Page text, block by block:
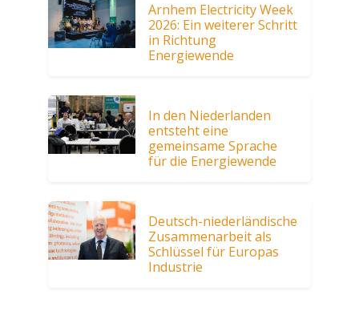
Arnhem Electricity Week
2026: Ein weiterer Schritt
in Richtung
Energiewende
In den Niederlanden
entsteht eine
gemeinsame Sprache
für die Energiewende
Deutsch-niederländische
Zusammenarbeit als
Schlüssel für Europas
Industrie